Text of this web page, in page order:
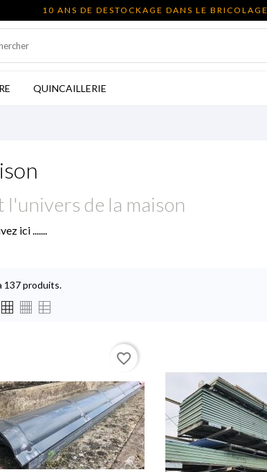
10 ANS DE DESTOCKAGE DANS LE BRICOLAGE
QUINCAILLERIE
l'univers de la maison
ici .......
137 produits.
favorite_border